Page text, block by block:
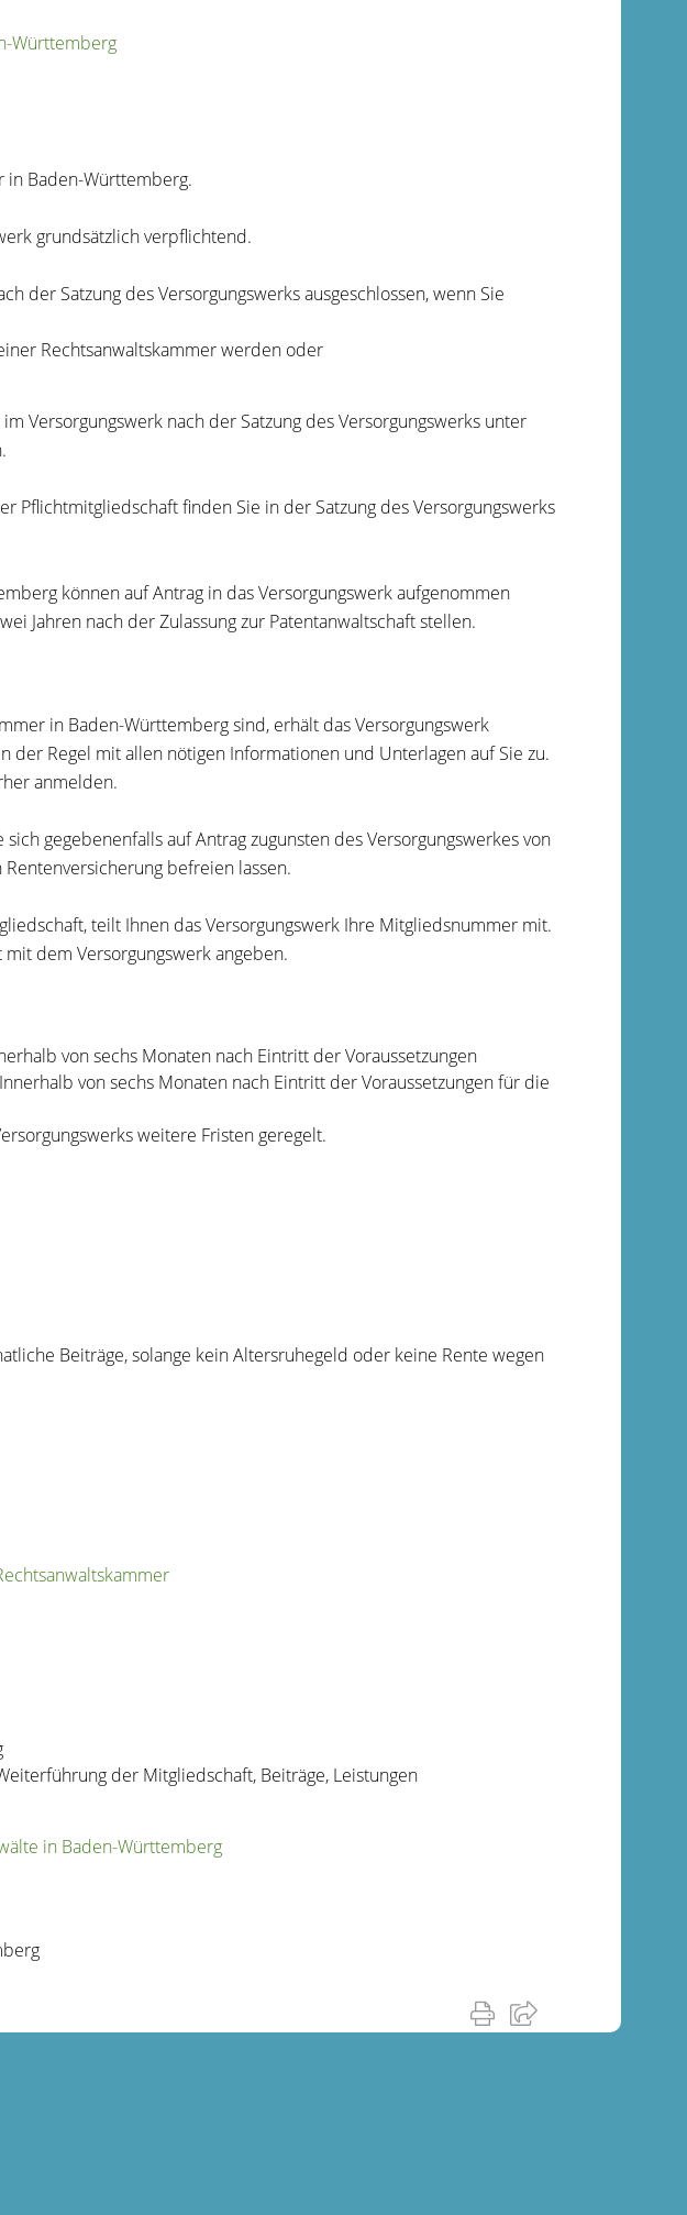
Württemberg
in Baden-Württemberg.
grundsätzlich verpflichtend.
der Satzung des Versorgungswerks ausgeschlossen, wenn Sie
Rechtsanwaltskammer werden oder
Versorgungswerk nach der Satzung des Versorgungswerks unter
Pflichtmitgliedschaft finden Sie in der Satzung des Versorgungswerks
können auf Antrag in das Versorgungswerk aufgenommen
Jahren nach der Zulassung zur Patentanwaltschaft stellen.
in Baden-Württemberg sind, erhält das Versorgungswerk
der Regel mit allen nötigen Informationen und Unterlagen auf Sie zu.
anmelden.
gegebenenfalls auf Antrag zugunsten des Versorgungswerkes von
befreien lassen.
teilt Ihnen das Versorgungswerk Ihre Mitgliedsnummer mit.
dem Versorgungswerk angeben.
von sechs Monaten nach Eintritt der Voraussetzungen
von sechs Monaten nach Eintritt der Voraussetzungen für die
weitere Fristen geregelt.
Beiträge, solange kein Altersruhegeld oder keine Rente wegen
der Mitgliedschaft, Beiträge, Leistungen
in Baden-Württemberg